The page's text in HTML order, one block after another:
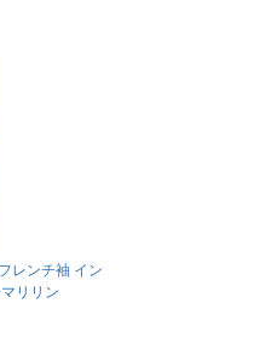
レンチ袖 イン
リリン